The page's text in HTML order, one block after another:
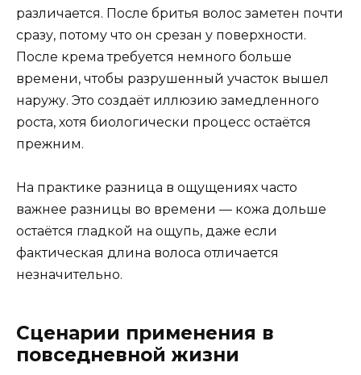
различается. После бритья волос заметен почти
сразу, потому что он срезан у поверхности.
После крема требуется немного больше
времени, чтобы разрушенный участок вышел
наружу. Это создаёт иллюзию замедленного
роста, хотя биологически процесс остаётся
прежним.
На практике разница в ощущениях часто
важнее разницы во времени — кожа дольше
остаётся гладкой на ощупь, даже если
фактическая длина волоса отличается
незначительно.
Сценарии применения в
повседневной жизни